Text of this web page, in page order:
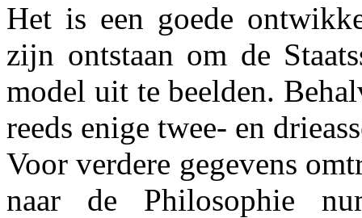
Het is een goede
zijn ontstaan om de
model uit te beelden.
reeds enige twee- en
Voor verdere gegevens
naar de Philosophie